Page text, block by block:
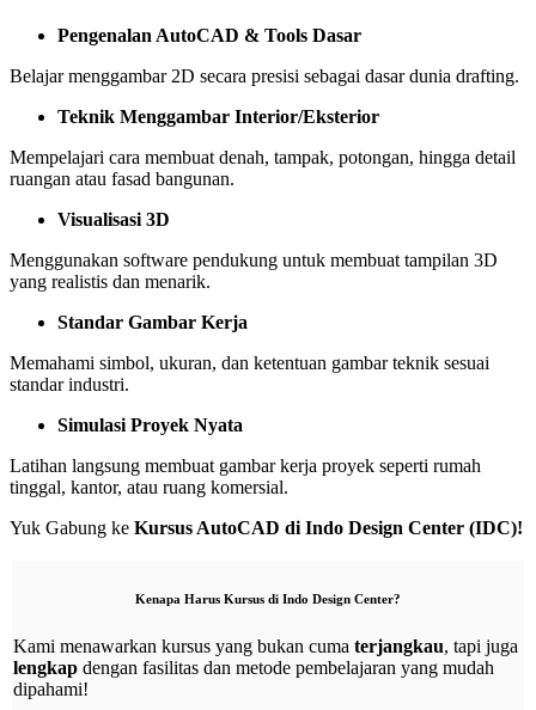
Pengenalan AutoCAD & Tools Dasar
Belajar menggambar 2D secara presisi sebagai dasar dunia drafting.
Teknik Menggambar Interior/Eksterior
Mempelajari cara membuat denah, tampak, potongan, hingga detail
ruangan atau fasad bangunan.
Visualisasi 3D
Menggunakan software pendukung untuk membuat tampilan 3D
yang realistis dan menarik.
Standar Gambar Kerja
Memahami simbol, ukuran, dan ketentuan gambar teknik sesuai
standar industri.
Simulasi Proyek Nyata
Latihan langsung membuat gambar kerja proyek seperti rumah
tinggal, kantor, atau ruang komersial.
Yuk Gabung ke Kursus AutoCAD di Indo Design Center (IDC)!
Kenapa Harus Kursus di Indo Design Center?
Kami menawarkan kursus yang bukan cuma terjangkau, tapi juga
lengkap dengan fasilitas dan metode pembelajaran yang mudah
dipahami!